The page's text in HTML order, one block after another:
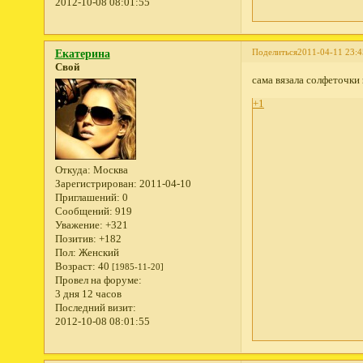
2012-10-08 08:01:55
Поделиться2011-04-11
Екатерина
Свой
Откуда: Москва
Зарегистрирован: 2011-04-10
Приглашений: 0
Сообщений: 919
Уважение: +321
Позитив: +182
Пол: Женский
Возраст: 40 [1985-11-20]
Провел на форуме:
3 дня 12 часов
Последний визит:
2012-10-08 08:01:55
сама вязала
+1